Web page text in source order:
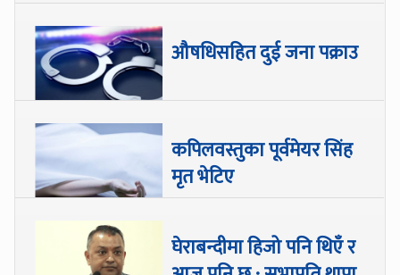
औषधिसहित दुई जना पक्राउ
कपिलवस्तुका पूर्वमेयर सिंह
मृत भेटिए
घेराबन्दीमा हिजो पनि थिएँ र